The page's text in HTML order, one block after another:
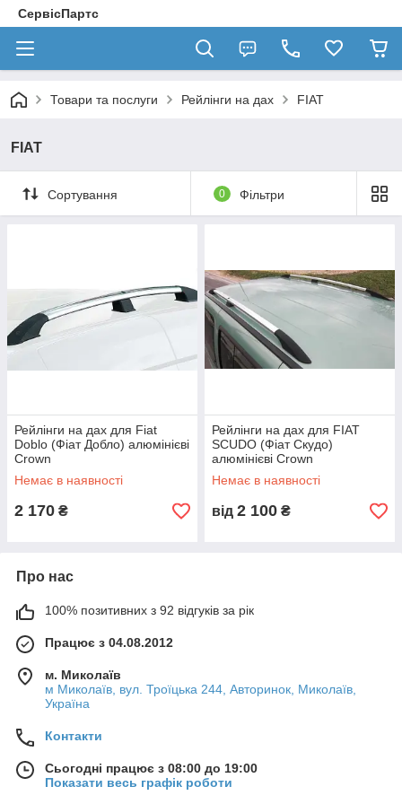
СервісПартс
Товари та послуги Рейлінги на дах FIAT
FIAT
Сортування 0 Фільтри
Рейлінги на дах для Fiat
Doblo (Фіат Добло) алюмінієві
Crown
Немає в наявності
2 170 ₴
Рейлінги на дах для FIAT
SCUDO (Фіат Скудо)
алюмінієві Crown
Немає в наявності
від 2 100 ₴
Про нас
100% позитивних з 92 відгуків за рік
Працює з 04.08.2012
м. Миколаїв
м Миколаїв, вул. Троїцька 244, Авторинок, Миколаїв,
Україна
Контакти
Сьогодні працює з 08:00 до 19:00
Показати весь графік роботи